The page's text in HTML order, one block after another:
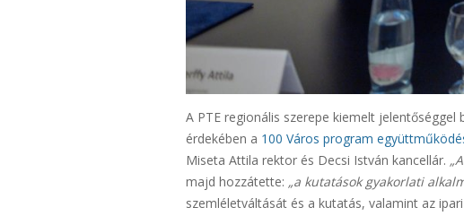
A PTE regionális szerepe kiemelt
érdekében a 100 Város program
Miseta Attila rektor és Decsi István kancellár.
majd hozzátette: „a kutatások gyakorlati
szemléletváltását és a kutatás, valamint az